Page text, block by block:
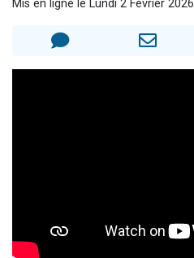
Mis en ligne le Lundi 2 Février 2026